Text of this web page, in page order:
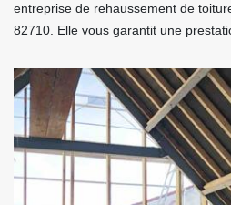
entreprise de rehaussement de
82710. Elle vous garantit une